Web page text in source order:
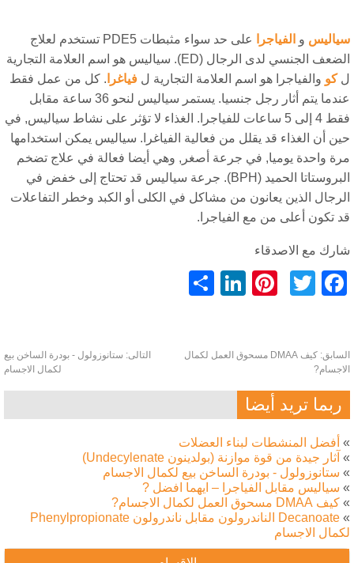
و الفياجرا
على حد سواء مثبطات PDE5 تستخدم لعلاج
الضعف الجنسي لدى الرجال (ED). سياليس هو اسم العلامة التجارية
كووالفياجرا هو اسم العلامة التجارية ل فياغرا. كل من عمل فقط
عندما يتم أثار رجل جنسيا. يستمر سياليس لنحو 36 ساعة مقابل
فقط 4 إلى 5 ساعات للفياجرا. الغذاء لا تؤثر على نشاط سياليس, في
أن الغذاء قد يقلل من فعالية الفياغرا. سياليس يمكن استخدامها
واحدة يوميا, في جرعة أصغر, وهي أيضا فعالة في علاج تضخم
البروستاتا الحميد (BPH). جرعة سياليس قد تحتاج إلى خفض في
الذين يعانون من مشاكل في الكلى أو الكبد وخطر التفاعلات
تكون أعلى من مع الفياجرا.
مع الاصدقاء
Facebook
Twitter
Pinterest
LinkedIn
分
كيف DMAA مسحوق العمل لكمال
التالى: ستانوزولول - بودرة الساخن بيع
لكمال الاجسام
ربما تريد أيضا
أفضل المنشطات لبناء العضلات
آثار جيدة من قوة موازنة (بولدينون Undecylenate)
ستانوزولول - بودرة الساخن بيع لكمال الاجسام
سياليس مقابل الفياجرا – ايهما افضل ?
كيف DMAA مسحوق العمل لكمال الاجسام?
Decanoate الناندرولون مقابل ناندرولون Phenylpropionate
الاجسام